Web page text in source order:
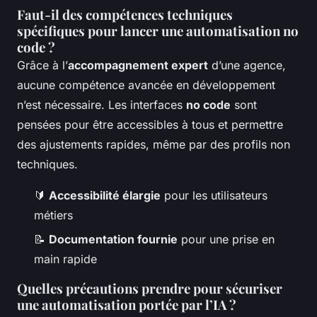
Faut-il des compétences techniques
spécifiques pour lancer une automatisation no
code ?
Grâce à l’accompagnement expert d’une agence,
aucune compétence avancée en développement
n’est nécessaire. Les interfaces no code sont
pensées pour être accessibles à tous et permettre
des ajustements rapides, même par des profils non
techniques.
🔰 Accessibilité élargie pour les utilisateurs
métiers
📝 Documentation fournie pour une prise en
main rapide
Quelles précautions prendre pour sécuriser
une automatisation portée par l’IA ?